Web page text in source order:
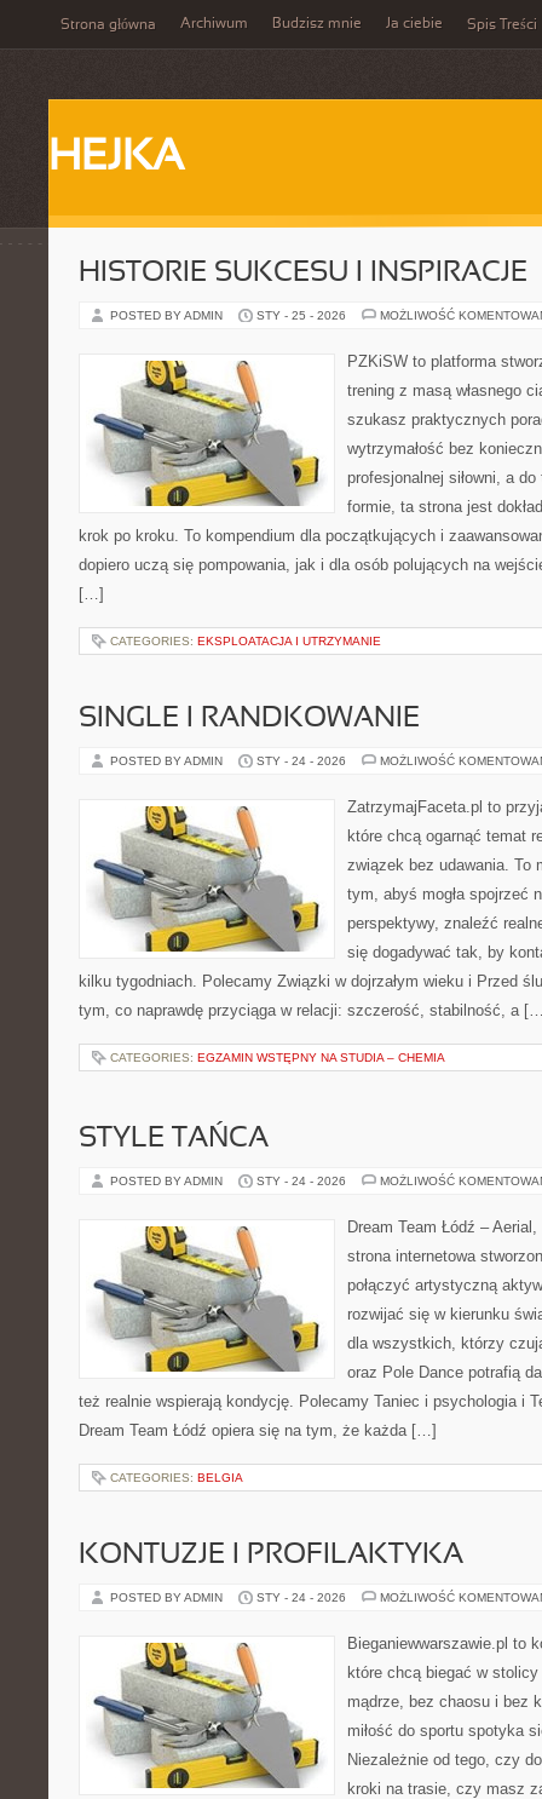
Strona główna Archiwum Budzisz mnie Ja ciebie Spis Treści
HEJKA
HISTORIE SUKCESU I INSPIRACJE
POSTED BY ADMIN STY - 25 - 2026 MOŻLIWOŚĆ
PZKiSW to platforma
trening z masą własnego
szukasz praktycznych
wytrzymałość bez
profesjonalnej siłowni, a
formie, ta strona jest
krok po kroku. To kompendium dla początkujących i
dopiero uczą się pompowania, jak i dla osób polujących na
[…]
CATEGORIES: EKSPLOATACJA I UTRZYMANIE
SINGLE I RANDKOWANIE
POSTED BY ADMIN STY - 24 - 2026 MOŻLIWOŚĆ
ZatrzymajFaceta.pl to
które chcą ogarnąć temat
związek bez udawania. To
tym, abyś mogła spojrzeć
perspektywy, znaleźć
się dogadywać tak, by
kilku tygodniach. Polecamy Związki w dojrzałym wieku i Przed
tym, co naprawdę przyciąga w relacji: szczerość, stabilność, a
CATEGORIES: EGZAMIN WSTĘPNY NA STUDIA – CHEMIA
STYLE TAŃCA
POSTED BY ADMIN STY - 24 - 2026 MOŻLIWOŚĆ
Dream Team Łódź –
strona internetowa
połączyć artystyczną
rozwijać się w kierunku
dla wszystkich, którzy
oraz Pole Dance potrafią
też realnie wspierają kondycję. Polecamy Taniec i psychologia i
Dream Team Łódź opiera się na tym, że każda […]
CATEGORIES: BELGIA
KONTUZJE I PROFILAKTYKA
POSTED BY ADMIN STY - 24 - 2026 MOŻLIWOŚĆ
Bieganiewwarszawie.pl to
które chcą biegać w
mądrze, bez chaosu i bez
miłość do sportu spotyka
Niezależnie od tego, czy
kroki na trasie, czy masz